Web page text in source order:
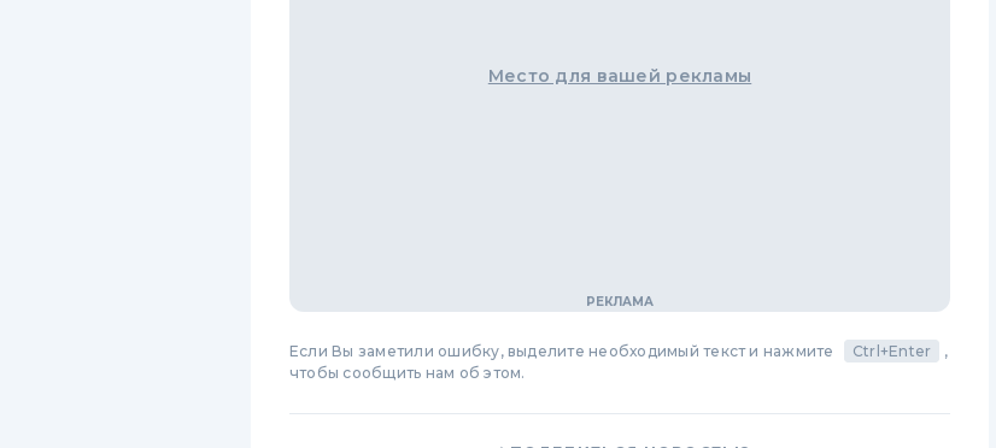
Место для вашей рекламы
Если Вы заметили ошибку, выделите необходимый текст и нажмите Ctrl+Enter
,
чтобы сообщить нам об этом.